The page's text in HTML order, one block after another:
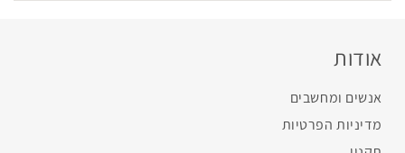
אודות
אנשים ומחשבים
מדיניות הפרטיות